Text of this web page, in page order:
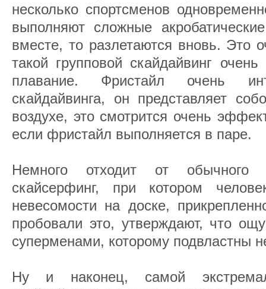
несколько спортсменов
выполняют сложные
вместе, то разлетаются вновь. Это
такой групповой скайдайвинг
плавание. Фристайл очень
скайдайвинга, он представляет
воздухе, это смотрится очень
если фристайл выполняется в паре.
Немного отходит от обычного
скайсерфинг, при котором
невесомости на доске,
пробовали это, утверждают, что
суперменами, которому подвластны
Ну и наконец, самой